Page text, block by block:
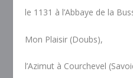
le 1131 à l’Abbaye de la
Mon Plaisir (Doubs),
l’Azimut à Courchevel